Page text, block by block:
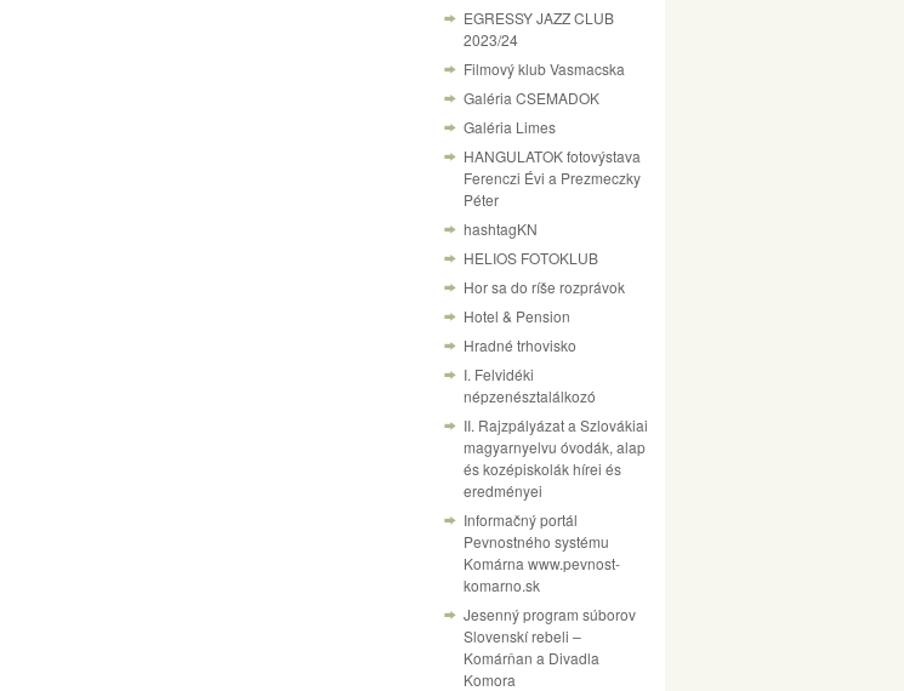
EGRESSY JAZZ CLUB
2023/24
Filmový klub Vasmacska
Galéria CSEMADOK
Galéria Limes
HANGULATOK fotovýstava
Ferenczi Évi a Prezmeczky
Péter
hashtagKN
HELIOS FOTOKLUB
Hor sa do ríše rozprávok
Hotel & Pension
Hradné trhovisko
I. Felvidéki
népzenésztalálkozó
II. Rajzpályázat a Szlovákiai
magyarnyelvu óvodák, alap
és kozépiskolák hírei és
eredményei
Informačný portál
Pevnostného systému
Komárna www.pevnost-
komarno.sk
Jesenný program súborov
Slovenskí rebeli –
Komárňan a Divadla
Komora